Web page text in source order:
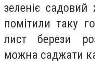
зеленіє
помітили таку
лист берези
можна саджати